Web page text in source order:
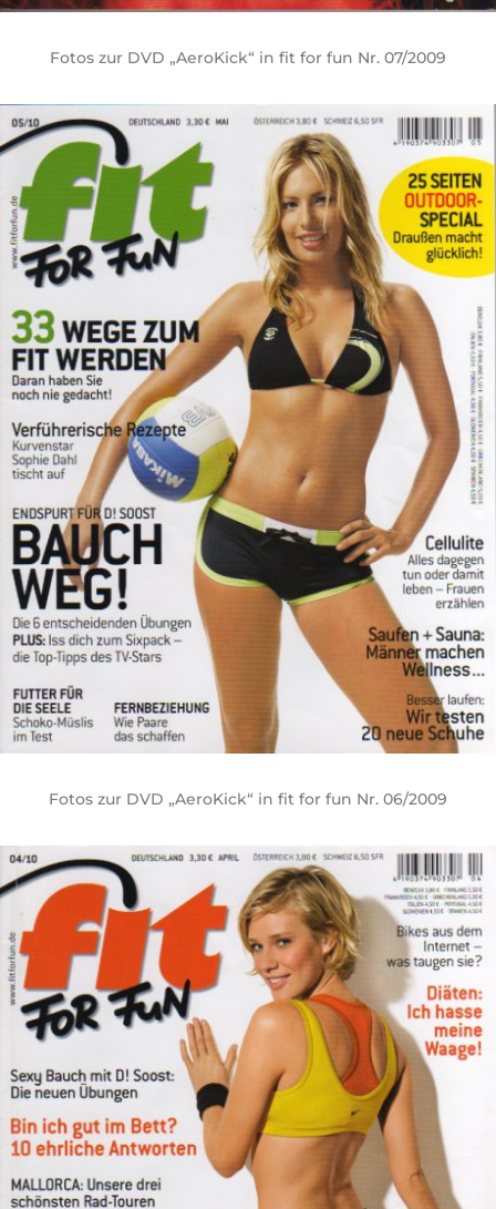
Fotos zur DVD „AeroKick“ in fit for fun Nr. 07/2009
Fotos zur DVD „AeroKick“ in fit for fun Nr. 06/2009